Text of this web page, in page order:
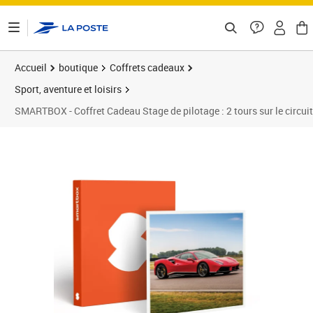
Accueil boutique
Coffrets cadeaux
Sport, aventure et loisirs
SMARTBOX - Coffret Cadeau Stage de pilotage : 2 tours sur le